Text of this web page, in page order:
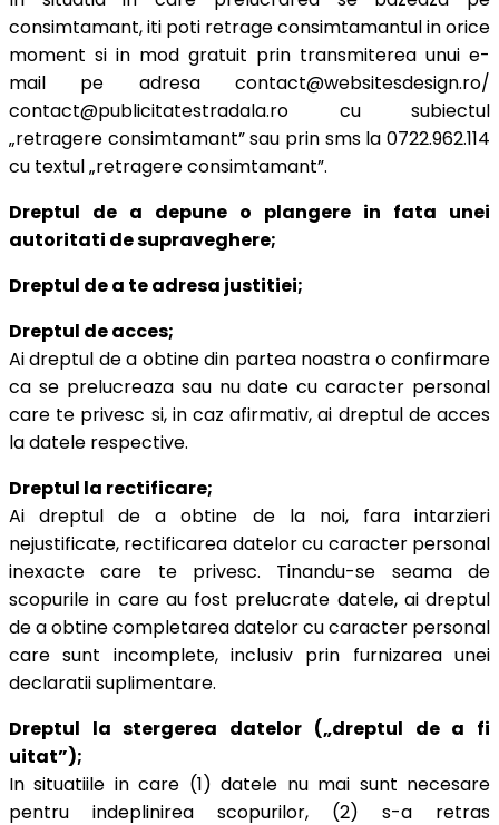
consimtamant, iti poti retrage consimtamantul in orice
moment si in mod gratuit prin transmiterea unui e-
mail pe adresa contact@websitesdesign.ro/
contact@publicitatestradala.ro cu subiectul
„retragere consimtamant” sau prin sms la 0722.962.114
cu textul „retragere consimtamant”.
Dreptul de a depune o plangere in fata unei
autoritati de supraveghere;
Dreptul de a te adresa justitiei;
Dreptul de acces;
Ai dreptul de a obtine din partea noastra o confirmare
ca se prelucreaza sau nu date cu caracter personal
care te privesc si, in caz afirmativ, ai dreptul de acces
la datele respective.
Dreptul la rectificare;
Ai dreptul de a obtine de la noi, fara intarzieri
nejustificate, rectificarea datelor cu caracter personal
inexacte care te privesc. Tinandu-se seama de
scopurile in care au fost prelucrate datele, ai dreptul
de a obtine completarea datelor cu caracter personal
care sunt incomplete, inclusiv prin furnizarea unei
declaratii suplimentare.
Dreptul la stergerea datelor („dreptul de a fi
uitat”);
In situatiile in care (1) datele nu mai sunt necesare
pentru indeplinirea scopurilor, (2) s-a retras